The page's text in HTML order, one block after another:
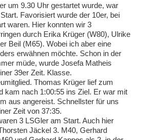
um 9.30 Uhr gestartet wurde, war
Favorisiert wurde der 10er, bei
waren. Hier konnten wir 3
durch Erika Krüger (W80), Ulrike
Beil (M65). Wobei ich aber eine
erwähnen möchte. Schon in der
müde, wurde Josefa Matheis
39er Zeit. Klasse.
Thomas Krüger lief zum
kam nach 1:00:55 ins Ziel. Er war mit
aus angereist. Schnellster für uns
Zeit von 37:35.
3 LSGler am Start. Auch hier
Jäckel 3. M40, Gerhard